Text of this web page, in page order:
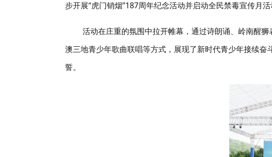
步开展“虎门销烟”187周年纪念活动并启动全民禁毒宣传月活
活动在庄重的氛围中拉开帷幕，通过诗朗诵、岭南醒
澳三地青少年歌曲联唱等方式，展现了新时代青少年接续
誓。